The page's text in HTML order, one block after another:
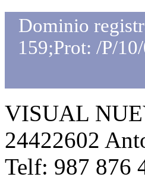
Dominio
159;Prot: /P/
VISUAL
24422602
Telf: 987 876